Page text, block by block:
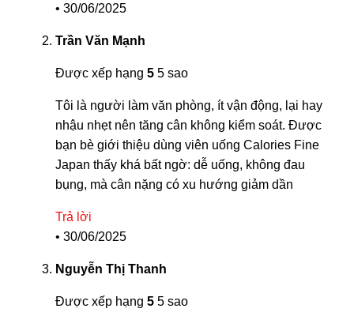
• 30/06/2025
Trần Văn Mạnh
Được xếp hạng 5 5 sao
Tôi là người làm văn phòng, ít vận động, lại hay
nhậu nhẹt nên tăng cân không kiểm soát. Được
bạn bè giới thiệu dùng viên uống Calories Fine
Japan thấy khá bất ngờ: dễ uống, không đau
bụng, mà cân nặng có xu hướng giảm dần
Trả lời
• 30/06/2025
Nguyễn Thị Thanh
Được xếp hạng 5 5 sao